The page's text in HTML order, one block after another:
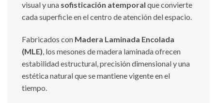
visual y una sofisticación atemporal que convierte
cada superficie en el centro de atención del espacio.
Fabricados con Madera Laminada Encolada
(MLE) , los mesones de madera laminada ofrecen
estabilidad estructural, precisión dimensional y una
estética natural que se mantiene vigente en el
tiempo.